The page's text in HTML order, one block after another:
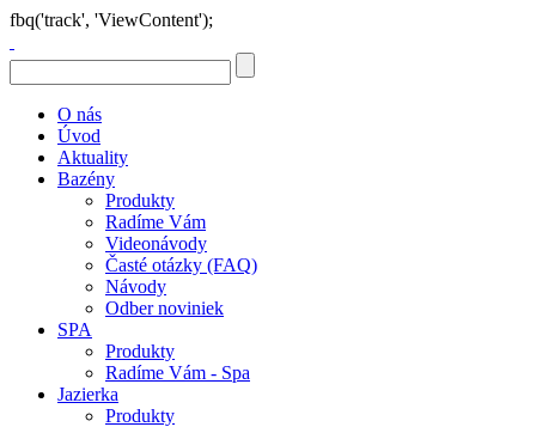
fbq('track', 'ViewContent');
O nás
Úvod
Aktuality
Bazény
Produkty
Radíme Vám
Videonávody
Časté otázky (FAQ)
Návody
Odber noviniek
SPA
Produkty
Radíme Vám - Spa
Jazierka
Produkty